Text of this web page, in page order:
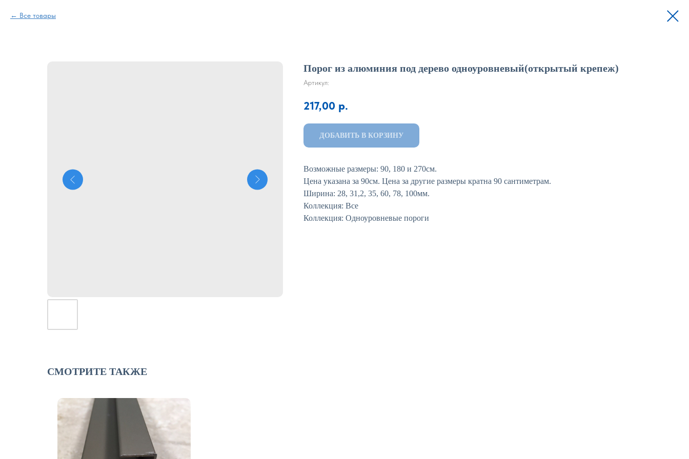
Все товары
Порог из алюминия под дерево одноуровневый(открытый крепеж)
Артикул:
217,00 р.
ДОБАВИТЬ В КОРЗИНУ
Возможные размеры: 90, 180 и 270см.
Цена указана за 90см. Цена за другие размеры кратна 90 сантиметрам.
Ширина: 28, 31,2, 35, 60, 78, 100мм.
Коллекция: Все
Коллекция: Одноуровневые пороги
СМОТРИТЕ ТАКЖЕ